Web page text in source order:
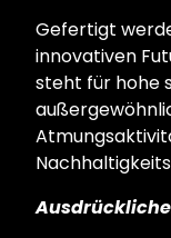
Gefertigt
innovativen
steht für hohe